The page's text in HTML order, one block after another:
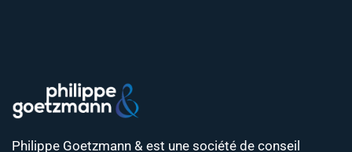
Philippe Goetzmann & est une société de conseil